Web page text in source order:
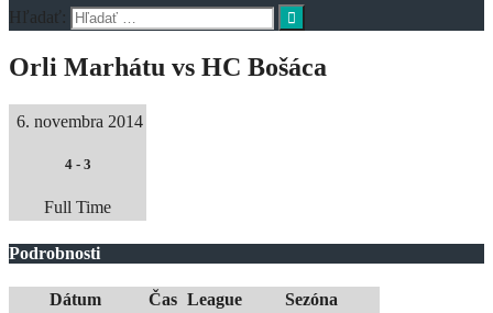
Hľadať:
Orli Marhátu vs HC Bošáca
6. novembra 2014
4- 3
Full Time
Podrobnosti
Dátum Čas League
Sezóna